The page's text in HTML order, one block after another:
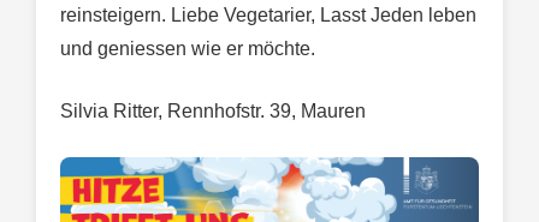
reinsteigern. Liebe Vegetarier, Lasst Jeden leben
und geniessen wie er möchte.
Silvia Ritter, Rennhofstr. 39, Mauren